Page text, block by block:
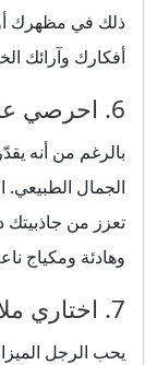
ذلك في مظهرك
أفكارك وآرائك
6. احرصي على التبرج البسيط والطبيعي
بالرغم من أنه
الجمال
تعزز من جاذبيتك
وهادئة ومكياج
7. اختاري ملابس مناسبة تعكس شخصيتك
يحب الرجل